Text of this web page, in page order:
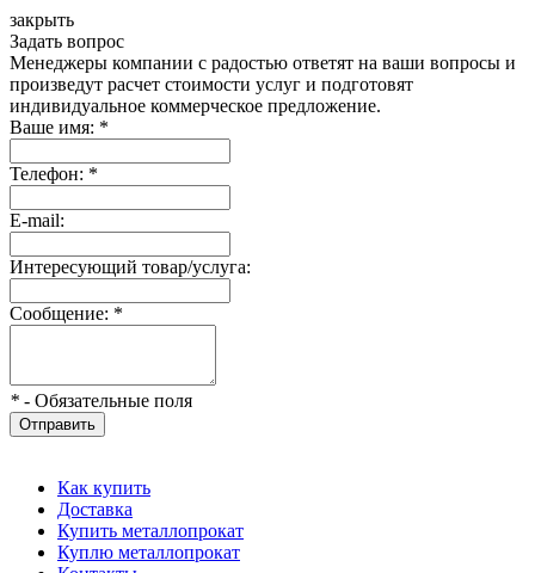
закрыть
Задать вопрос
Менеджеры компании с радостью ответят на ваши вопросы и
произведут расчет стоимости услуг и подготовят
индивидуальное коммерческое предложение.
Ваше имя: *
Телефон: *
E-mail:
Интересующий товар/услуга:
Сообщение: *
* - Обязательные поля
Отправить
Как купить
Доставка
Купить металлопрокат
Куплю металлопрокат